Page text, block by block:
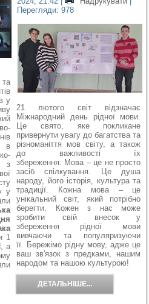
у
в
з
у
1
а
Перегляди: 978
21 лютого світ відзначає
Міжнародний день рідної мови.
Це свято, яке покликане
привернути увагу до багатства та
різноманіття мов світу, а також
до важливості їх
збереження.
Мова – це не просто
засіб спілкування. Це душа
народу, його історія, культура та
традиції. Кожна мова – це
унікальний світ, який потрібно
берегти.
Кожен з нас може
зробити свій внесок у
збереження рідної мови
вивчаючи та популяризуючи
її.
Бережімо рідну мову, адже це
ваш зв'язок з предками, нашим
народом та нашою культурою!
ДЕТАЛЬНІШЕ...